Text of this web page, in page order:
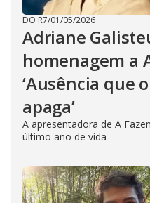
DO R7/01/05/2026
Adriane
homenagem a
‘Ausência que
apaga’
A apresentadora de A
último ano de vida